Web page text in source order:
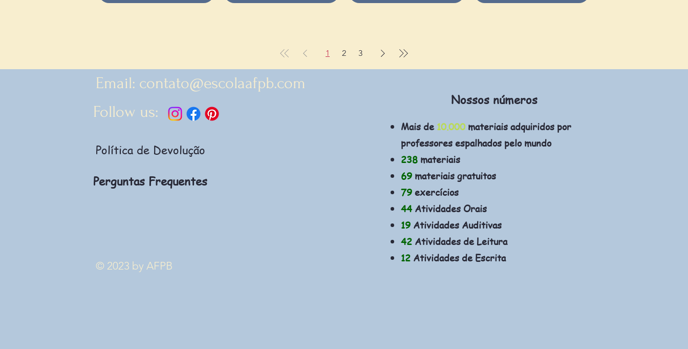
1 2 3
Email: contato@escolaafpb.com
Follow us:
Política de Devolução
Perguntas Frequentes
© 2023 by AFPB
Nossos números
Mais de 10.000 materiais adquiridos por
professores espalhados pelo mundo
238 materiais
69 materiais gratuitos
79 exercícios
44Atividades Orais
19 Atividades Auditivas
42 Atividades de Leitura
12 Atividades de Escrita